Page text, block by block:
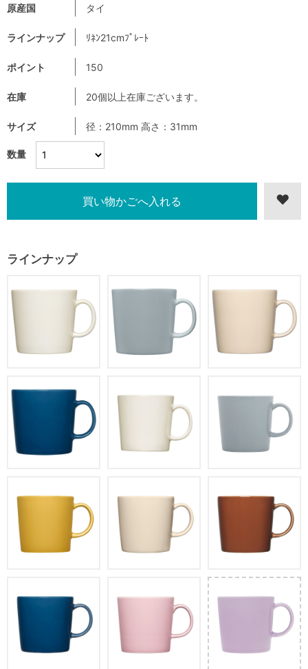
数量
原産国 タイ
ラインナップ ﾘﾈﾝ21cmﾌﾟﾚｰﾄ
ポイント 150
在庫 20個以上在庫ございます。
サイズ 径：210mm 高さ：31mm
ラインナップ